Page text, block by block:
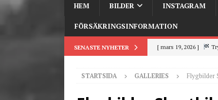
HEM BILDER INSTAGRAM
FÖRSÄKRINGSINFORMATION
SENASTE NYHETER [ mars 19, 2026 ]
[ juni 26, 2026 ] Back
[ juni 23, 2026 ] Tack
STARTSIDA GALLERIES Flygbilder